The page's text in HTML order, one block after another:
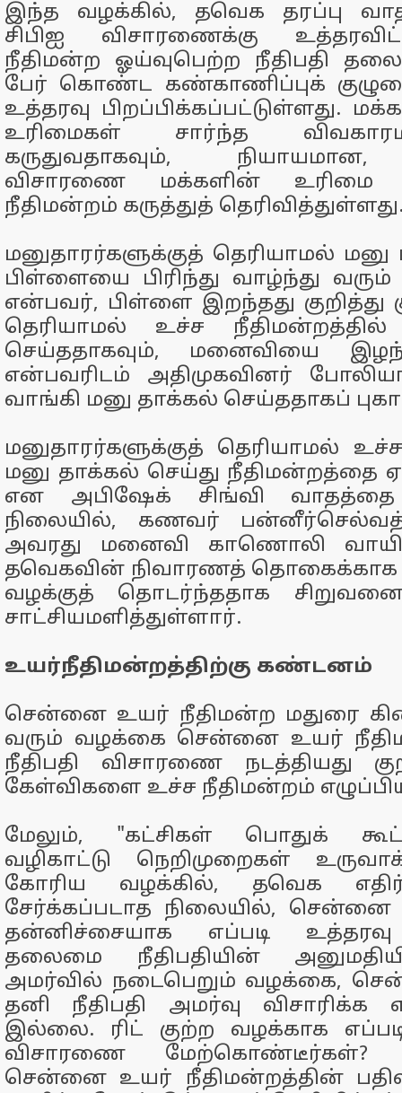
இந்த வழக்கில், தவெக தரப்பு
சிபிஐ விசாரணைக்கு
நீதிமன்ற ஓய்வுபெற்ற நீதிபதி
பேர் கொண்ட கண்காணிப்புக்
உத்தரவு பிறப்பிக்கப்பட்டுள்ளது.
உரிமைகள் சார்ந்த
கருதுவதாகவும்,
விசாரணை மக்களின் உரிமை
நீதிமன்றம் கருத்துத்
மனுதாரர்களுக்குத் தெரியாமல்
பிள்ளையை பிரிந்து வாழ்ந்து
என்பவர், பிள்ளை இறந்தது குறித்து
தெரியாமல் உச்ச
செய்ததாகவும், மனைவியை
என்பவரிடம் அதிமுகவினர்
வாங்கி மனு தாக்கல் செய்ததாகப்
மனுதாரர்களுக்குத் தெரியாமல்
மனு தாக்கல் செய்து நீதிமன்றத்தை
என அபிஷேக் சிங்வி
நிலையில், கணவர்
அவரது மனைவி காணொலி
தவெகவின் நிவாரணத்
வழக்குத் தொடர்ந்ததாக
சாட்சியமளித்துள்ளார்.
உயர்நீதிமன்றத்திற்கு கண்டனம்
சென்னை உயர் நீதிமன்ற மதுரை
வரும் வழக்கை சென்னை உயர்
நீதிபதி விசாரணை நடத்தியது
கேள்விகளை உச்ச நீதிமன்றம்
மேலும், "கட்சிகள் பொதுக்
வழிகாட்டு நெறிமுறைகள்
கோரிய வழக்கில், தவெக
சேர்க்கப்படாத நிலையில்,
தன்னிச்சையாக எப்படி உத்தரவு
தலைமை நீதிபதியின்
அமர்வில் நடைபெறும் வழக்கை,
தனி நீதிபதி அமர்வு விசாரிக்க
இல்லை. ரிட் குற்ற வழக்காக
விசாரணை மேற்கொண்டீர்கள்?
சென்னை உயர் நீதிமன்றத்தின்